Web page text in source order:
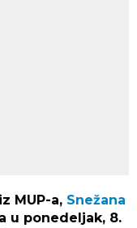
MUP-a, Snežana
u ponedeljak, 8.